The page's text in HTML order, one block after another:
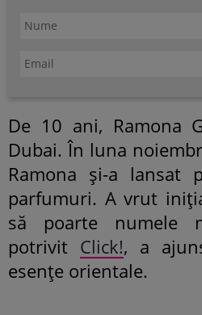
De 10 ani, Ramona
Dubai. În luna
Ramona și-a lansat
parfumuri. A vrut
să poarte numele
potrivit Click!, a
esențe orientale.